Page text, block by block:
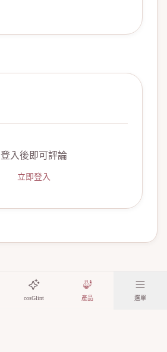
登入後即可評論
立即登入
cosGlint 產品 選單